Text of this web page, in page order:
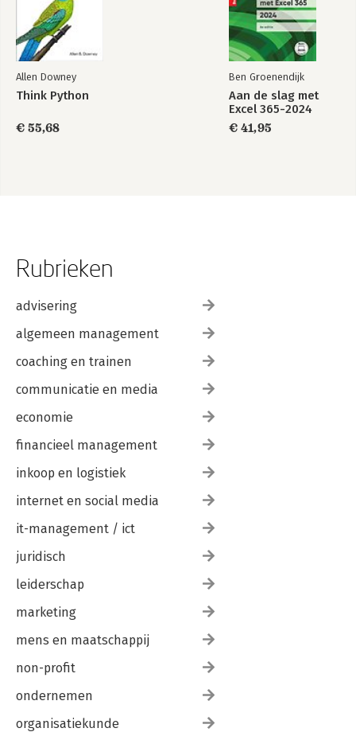
Allen Downey
Think Python
€ 55,68
Ben Groenendijk
Aan de slag met
Excel 365-2024
€ 41,95
Rubrieken
advisering
algemeen management
coaching en trainen
communicatie en media
economie
financieel management
inkoop en logistiek
internet en social media
it-management / ict
juridisch
leiderschap
marketing
mens en maatschappij
non-profit
ondernemen
organisatiekunde